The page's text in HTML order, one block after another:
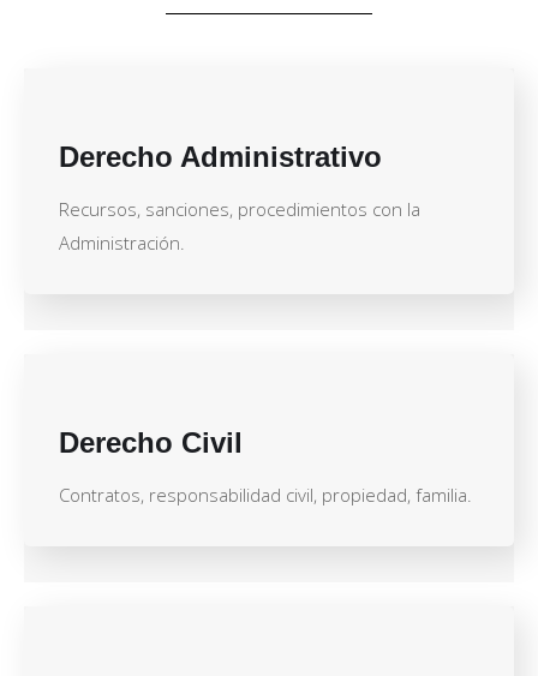
Derecho Administrativo
Recursos, sanciones, procedimientos con la
Administración.
Derecho Civil
Contratos, responsabilidad civil, propiedad, familia.